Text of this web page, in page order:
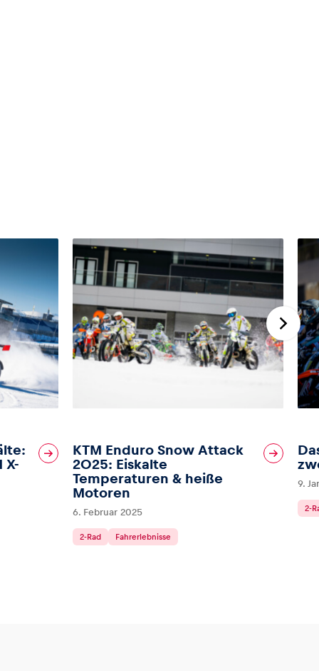
X-
KTM Enduro Snow Attack
2025: Eiskalte
Temperaturen & heiße
Motoren
6. Februar 2025
2-Rad Fahrerlebnisse
9.
2-